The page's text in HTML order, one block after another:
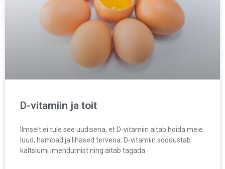
D-vitamiin ja toit
Ilmselt ei tule see uudisena, et D-vitamiin aitab hoida meie
luud, hambad ja lihased tervena. D-vitamiin soodustab
kaltsiumi imendumist ning aitab tagada